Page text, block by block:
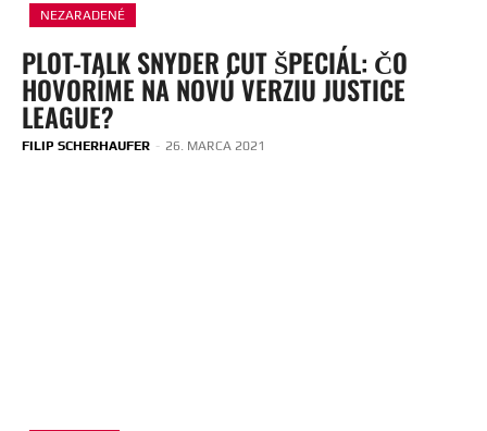
NEZARADENÉ
PLOT-TALK SNYDER CUT ŠPECIÁL: ČO
HOVORÍME NA NOVÚ VERZIU JUSTICE
LEAGUE?
FILIP SCHERHAUFER - 26. MARCA 2021